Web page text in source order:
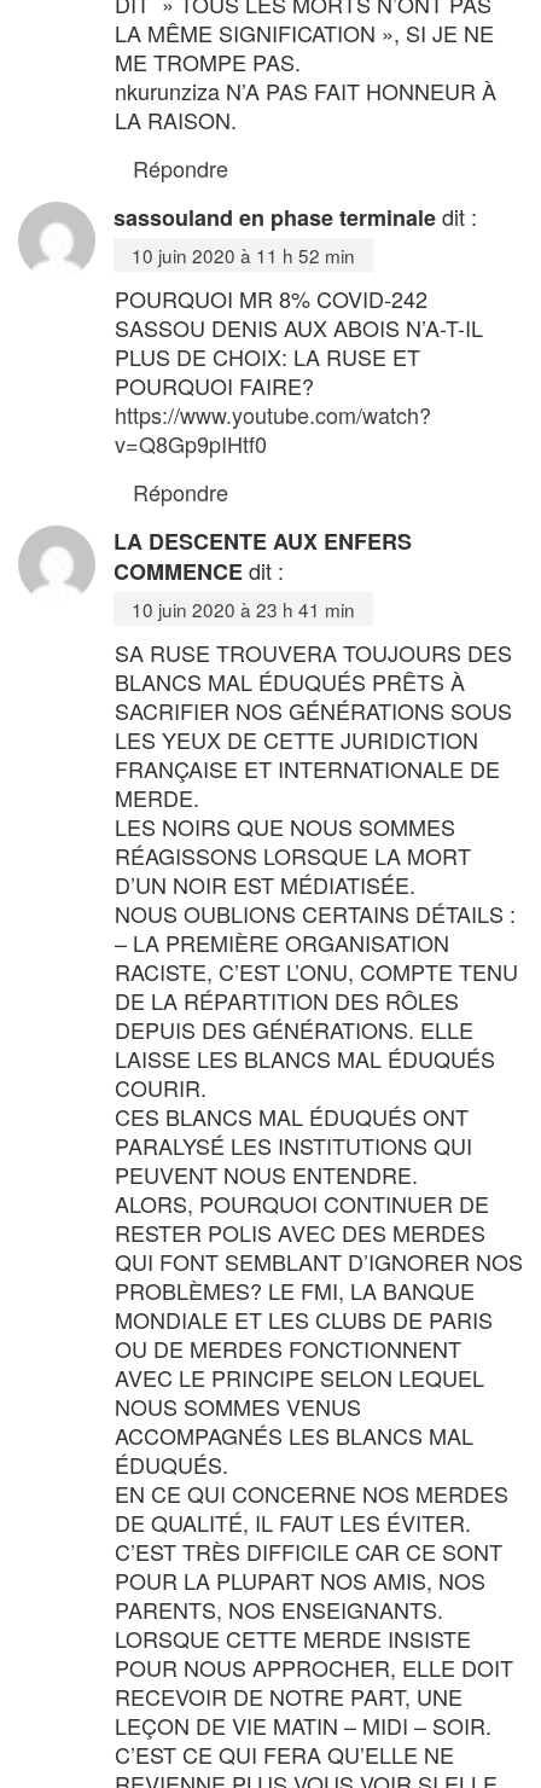
LA MÊME SIGNIFICATION », SI JE NE
ME TROMPE PAS.
nkurunziza N’A PAS FAIT HONNEUR À
LA RAISON.
Répondre
sassouland en phase terminaledit :
10 juin 2020 à 11 h 52 min
POURQUOI MR 8% COVID-242
SASSOU DENIS AUX ABOIS N’A-T-IL
PLUS DE CHOIX: LA RUSE ET
POURQUOI FAIRE?
https://www.youtube.com/watch?
v=Q8Gp9pIHtf0
Répondre
LA DESCENTE AUX ENFERS
COMMENCEdit :
10 juin 2020 à 23 h 41 min
SA RUSE TROUVERA TOUJOURS DES
BLANCS MAL ÉDUQUÉS PRÊTS À
SACRIFIER NOS GÉNÉRATIONS SOUS
LES YEUX DE CETTE JURIDICTION
FRANÇAISE ET INTERNATIONALE DE
MERDE.
LES NOIRS QUE NOUS SOMMES
RÉAGISSONS LORSQUE LA MORT
D’UN NOIR EST MÉDIATISÉE.
NOUS OUBLIONS CERTAINS DÉTAILS :
– LA PREMIÈRE ORGANISATION
RACISTE, C’EST L’ONU, COMPTE TENU
DE LA RÉPARTITION DES RÔLES
DEPUIS DES GÉNÉRATIONS. ELLE
LAISSE LES BLANCS MAL ÉDUQUÉS
COURIR.
CES BLANCS MAL ÉDUQUÉS ONT
PARALYSÉ LES INSTITUTIONS QUI
PEUVENT NOUS ENTENDRE.
ALORS, POURQUOI CONTINUER DE
RESTER POLIS AVEC DES MERDES
QUI FONT SEMBLANT D’IGNORER NOS
PROBLÈMES? LE FMI, LA BANQUE
MONDIALE ET LES CLUBS DE PARIS
OU DE MERDES FONCTIONNENT
AVEC LE PRINCIPE SELON LEQUEL
NOUS SOMMES VENUS
ACCOMPAGNÉS LES BLANCS MAL
ÉDUQUÉS.
EN CE QUI CONCERNE NOS MERDES
DE QUALITÉ, IL FAUT LES ÉVITER.
C’EST TRÈS DIFFICILE CAR CE SONT
POUR LA PLUPART NOS AMIS, NOS
PARENTS, NOS ENSEIGNANTS.
LORSQUE CETTE MERDE INSISTE
POUR NOUS APPROCHER, ELLE DOIT
RECEVOIR DE NOTRE PART, UNE
LEÇON DE VIE MATIN – MIDI – SOIR.
C’EST CE QUI FERA QU’ELLE NE